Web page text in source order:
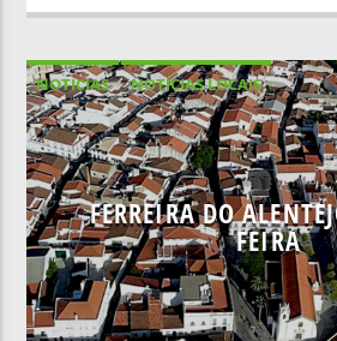
NOTICIAS NOTÍCIAS LOCAIS
FERREIRA DO
FEIRA